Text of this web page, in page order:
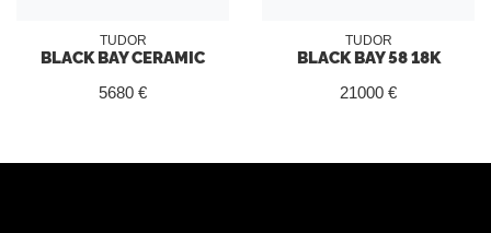
TUDOR
BLACK BAY CERAMIC
5680 €
TUDOR
BLACK BAY 58 18K
21000 €